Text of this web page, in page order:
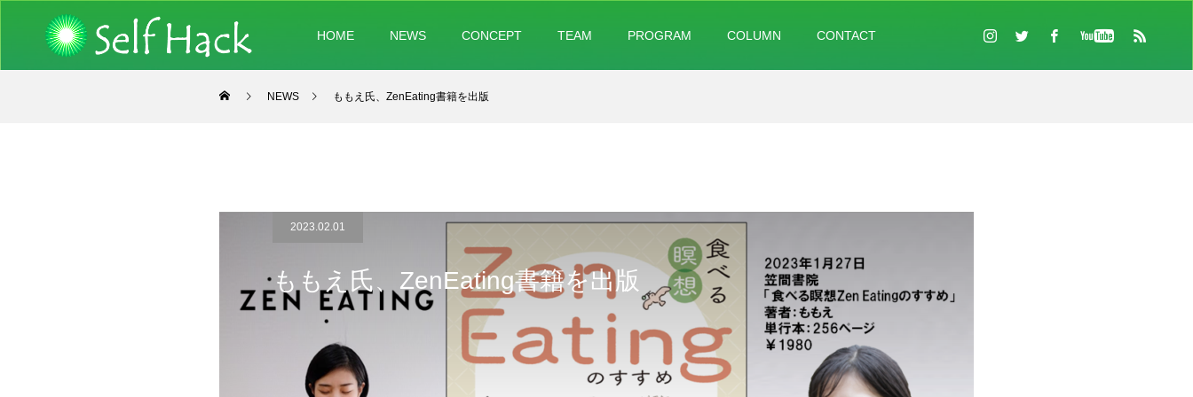
HOME NEWS CONCEPT TEAM PROGRAM COLUMN CONTACT
NEWS ももえ氏、ZenEating書籍を出版
2023.02.01
ももえ氏、ZenEating書籍を出版